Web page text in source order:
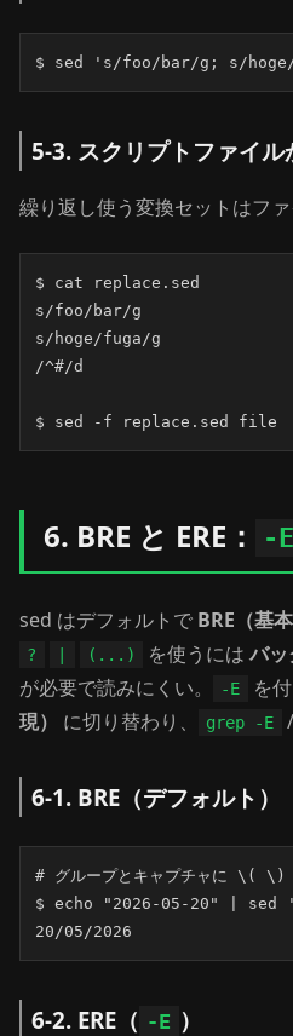
$ sed 's/foo/bar/g; s/
5-3. スクリプトファイ
繰り返し使う変換セットはファ
$ cat replace.sed
s/foo/bar/g
s/hoge/fuga/g
/^#/d
$ sed -f replace.sed file
6. BRE と ERE： -E
sed はデフォルトで BRE（基
?
(...) を使うにはバ
が必要で読みにくい。
-E を
現）
に切り替わり、 grep -E /
6-1. BRE（デフォルト）
# グループとキャプチャに \( \)
$ echo "2026-05-20" |
20/05/2026
6-2. ERE（ -E ）